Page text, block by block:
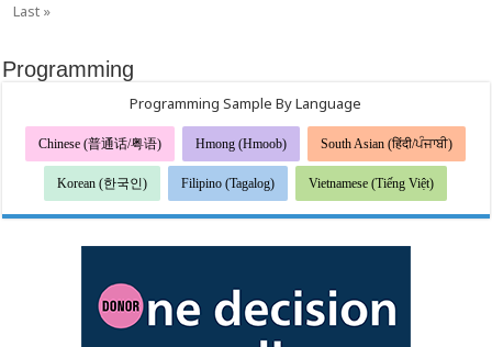
Last »
Programming
Programming Sample By Language
Chinese (普通话/粤语) Hmong (Hmoob) South Asian (हिंदी/ਪੰਜਾਬੀ)
Korean (한국인) Filipino (Tagalog) Vietnamese (Tiếng Việt)